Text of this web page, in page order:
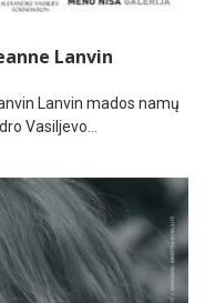
Lanvin
Lanvin mados namų
Vasiljevo…